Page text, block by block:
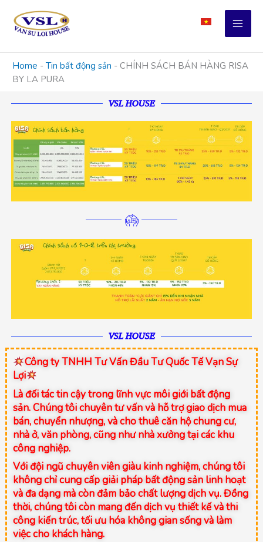
content
Home - Tin bất động sản - CHÍNH SÁCH BÁN HÀNG RISA
BY LA PURA
VSL HOUSE
VSL HOUSE
Công ty TNHH Tư Vấn Đầu Tư Quốc Tế Vạn Sự
Lợi
Là đối tác tin cậy trong lĩnh vực môi giới bất động
sản. Chúng tôi chuyên tư vấn và hỗ trợ giao dịch mua
bán, chuyển nhượng, và cho thuê căn hộ chung cư,
nhà ở, văn phòng, cũng như nhà xưởng tại các khu
công nghiệp.
Với đội ngũ chuyên viên giàu kinh nghiệm, chúng tôi
không chỉ cung cấp giải pháp bất động sản linh hoạt
và đa dạng mà còn đảm bảo chất lượng dịch vụ. Đồng
thời, chúng tôi còn mang đến dịch vụ thiết kế và thi
công kiến trúc, tối ưu hóa không gian sống và làm
việc cho khách hàng.